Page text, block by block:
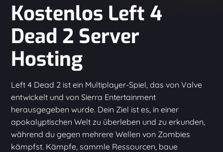
Kostenlos Left 4
Dead 2 Server
Hosting
Left 4 Dead 2 ist ein Multiplayer-Spiel, das von Valve
entwickelt und von Sierra Entertainment
herausgegeben wurde. Dein Ziel ist es, in einer
apokalyptischen Welt zu überleben und zu erkunden,
während du gegen mehrere Wellen von Zombies
kämpfst. Kämpfe, sammle Ressourcen, baue